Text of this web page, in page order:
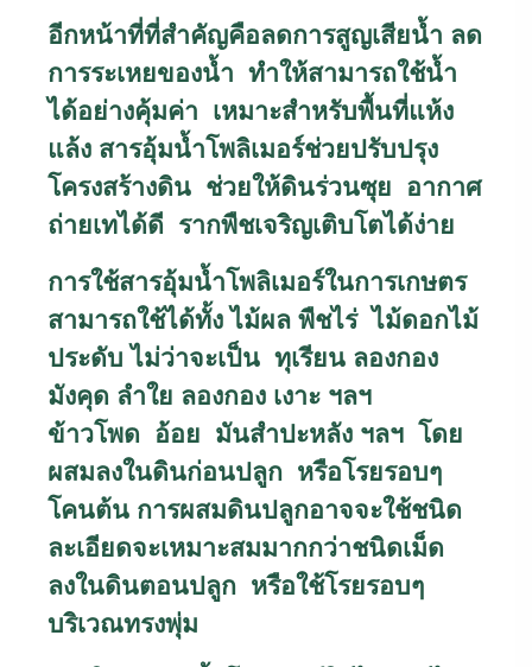
อีกหน้าที่ที่สำคัญคือลดการสูญเสียน้ำ ลด
การระเหยของน้ำ ทำให้สามารถใช้น้ำ
ได้อย่างคุ้มค่า เหมาะสำหรับพื้นที่แห้ง
แล้ง สารอุ้มน้ำโพลิเมอร์ช่วยปรับปรุง
โครงสร้างดิน ช่วยให้ดินร่วนซุย อากาศ
ถ่ายเทได้ดี รากพืชเจริญเติบโตได้ง่าย
การใช้สารอุ้มน้ำโพลิเมอร์ในการเกษตร
สามารถใช้ได้ทั้ง ไม้ผล พืชไร่ ไม้ดอกไม้
ประดับ ไม่ว่าจะเป็น ทุเรียน ลองกอง
มังคุด ลำใย ลองกอง เงาะ ฯลฯ
ข้าวโพด อ้อย มันสำปะหลัง ฯลฯ โดย
ผสมลงในดินก่อนปลูก หรือโรยรอบๆ
โคนต้น การผสมดินปลูกอาจจะใช้ชนิด
ละเอียดจะเหมาะสมมากกว่าชนิดเม็ด
ลงในดินตอนปลูก หรือใช้โรยรอบๆ
บริเวณทรงพุ่ม